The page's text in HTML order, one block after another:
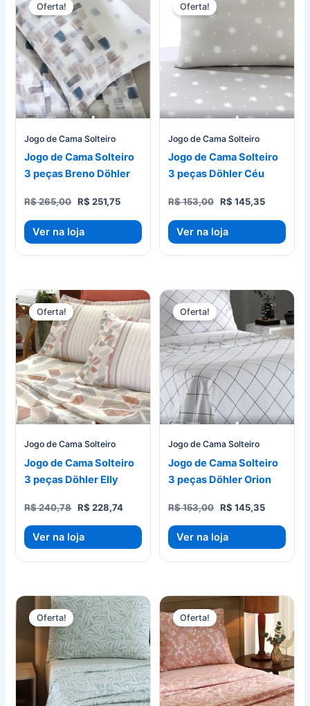
Oferta!
Jogo de Cama Solteiro
Jogo de Cama Solteiro
3 peças Breno Döhler
R$265,00 O
era:
R$ 251,75O
atual
R$ 251,75.
Ver na loja
Oferta!
Jogo de Cama Solteiro
Jogo de Cama Solteiro
3 peças Döhler Céu
R$153,00 O
era:
R$ 145,35O
atual
R$
Ver na loja
Oferta!
Jogo de Cama Solteiro
Jogo de Cama Solteiro
3 peças Döhler Elly
R$240,78 O
era:
R$ 228,74O
atual
R$ 228,74.
Ver na loja
Oferta!
Jogo de Cama Solteiro
Jogo de Cama Solteiro
3 peças Döhler Orion
R$153,00 O
era:
R$ 145,35O
atual
R$
Ver na loja
Oferta! Oferta!